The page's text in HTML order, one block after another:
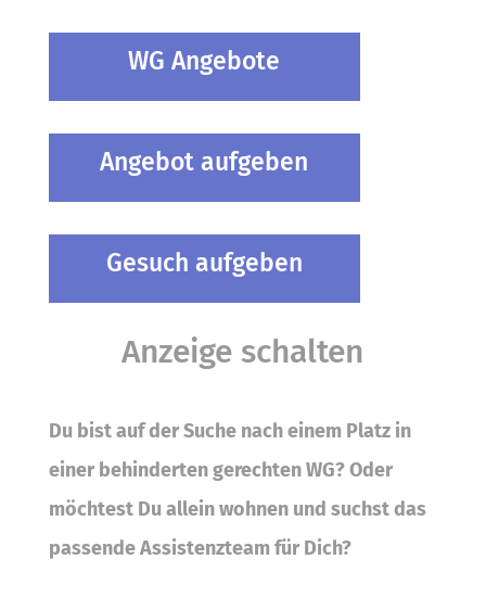
WG Angebote
Angebot aufgeben
Gesuch aufgeben
Anzeige schalten
Du bist auf der Suche nach einem Platz in
einer behinderten gerechten WG? Oder
möchtest Du allein wohnen und suchst das
passende Assistenzteam für Dich?